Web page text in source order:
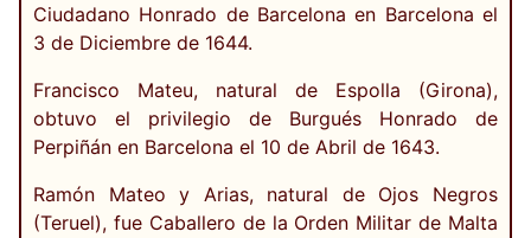
Ciudadano Honrado de Barcelona en Barcelona el
3 de Diciembre de 1644.
Francisco Mateu, natural de Espolla (Girona),
obtuvo el privilegio de Burgués Honrado de
Perpiñán en Barcelona el 10 de Abril de 1643.
Ramón Mateo y Arias, natural de Ojos Negros
(Teruel), fue Caballero de la Orden Militar de Malta